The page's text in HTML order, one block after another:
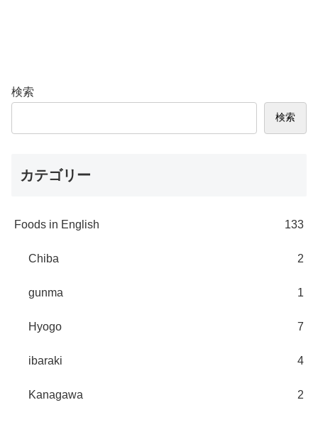
検索
検索
カテゴリー
Foods in English 133
Chiba 2
gunma 1
Hyogo 7
ibaraki 4
Kanagawa 2